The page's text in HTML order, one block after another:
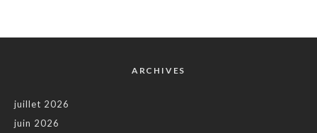
ARCHIVES
juillet 2026
juin 2026